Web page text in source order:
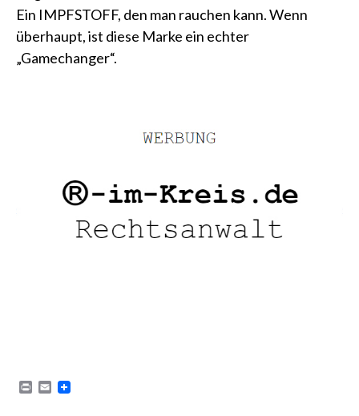
Ein IMPFSTOFF, den man rauchen kann. Wenn
überhaupt, ist diese Marke ein echter
„Gamechanger“.
P
E